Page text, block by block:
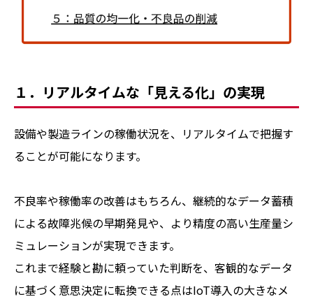
１．リアルタイムな「見える化」の実現
設備や製造ラインの稼働状況を、リアルタイムで把握す
ることが可能になります。
不良率や稼働率の改善はもちろん、継続的なデータ蓄積
による故障兆候の早期発見や、より精度の高い生産量シ
ミュレーションが実現できます。
これまで経験と勘に頼っていた判断を、客観的なデータ
に基づく意思決定に転換できる点はIoT導入の大きなメ